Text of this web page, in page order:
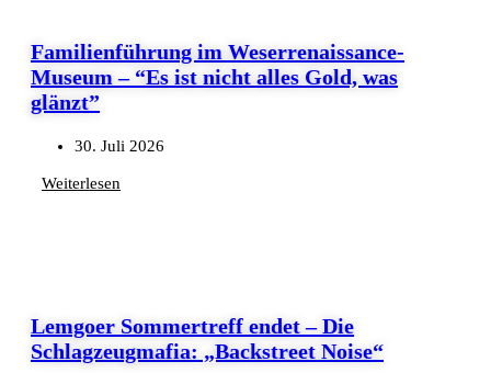
Familienführung im Weserrenaissance-
Museum – “Es ist nicht alles Gold, was
glänzt”
30. Juli 2026
Weiterlesen
Lemgoer Sommertreff endet – Die
Schlagzeugmafia: „Backstreet Noise“